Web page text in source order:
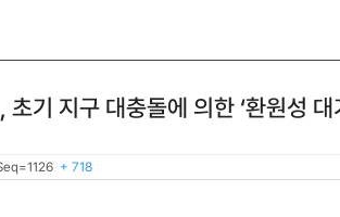
기 지구 대충돌에 의한 ‘환원성 대
+ 718